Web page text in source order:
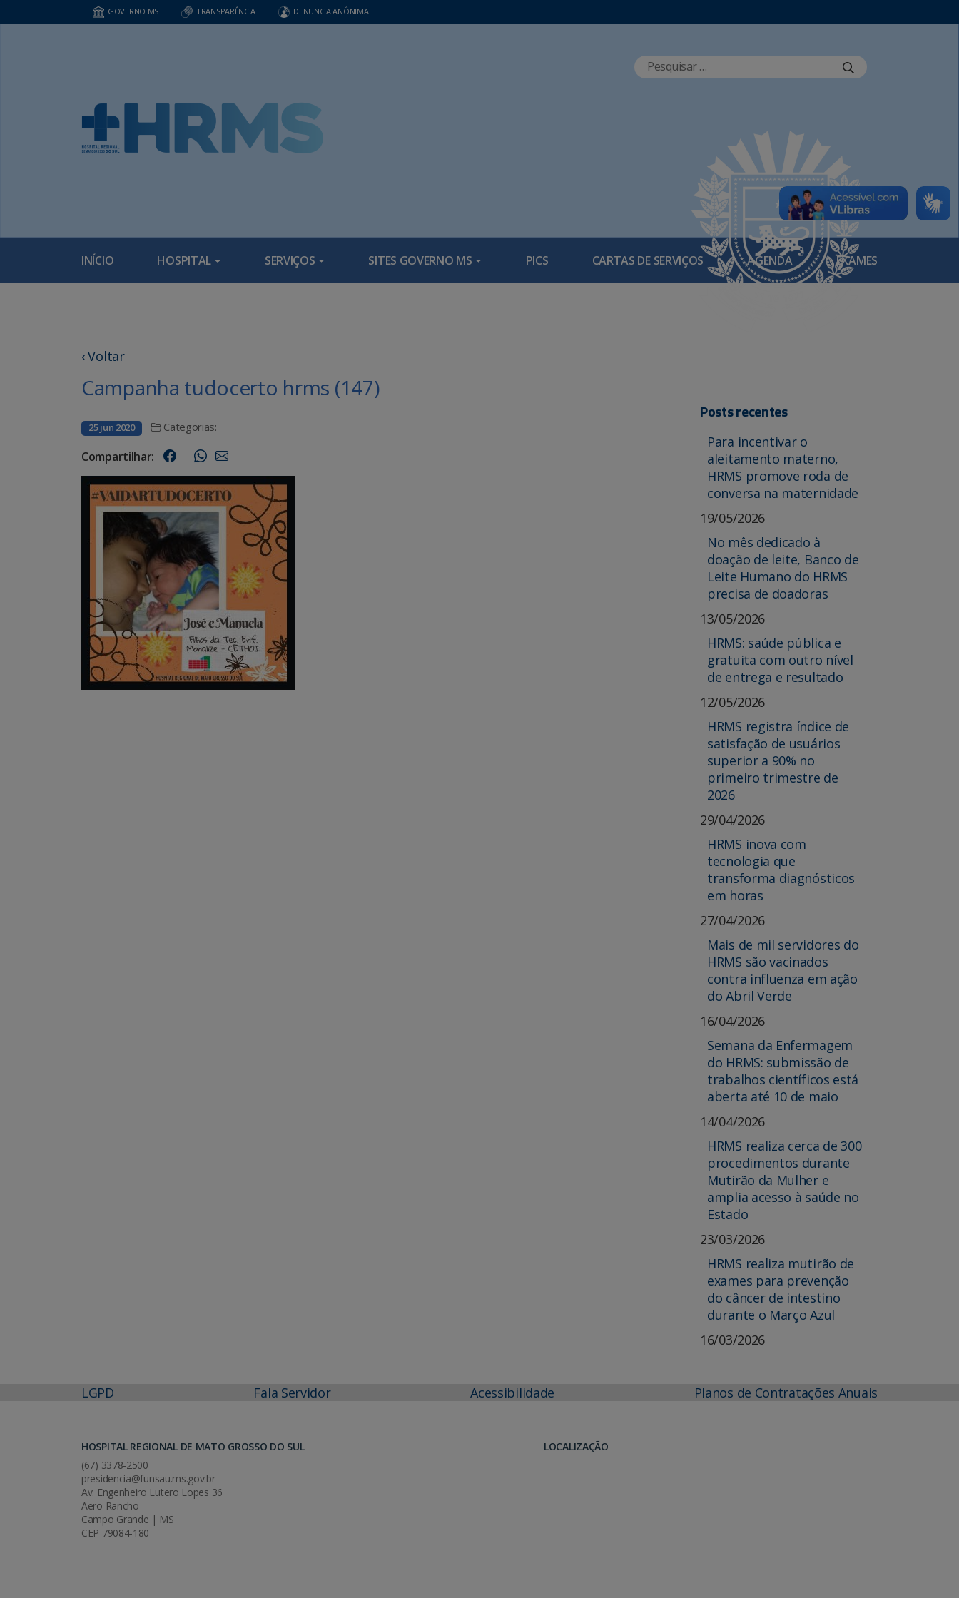
GOVERNO MS TRANSPARÊNCIA DENUNCIA ANÔNIMA
INÍCIO HOSPITAL SERVIÇOS SITES GOVERNO MS PICS CARTAS DE SERVIÇOS AGENDA EXAMES
‹ Voltar
Campanha tudocerto hrms (147)
25 jun 2020 Categorias:
Compartilhar:
Posts recentes
Para incentivar o
aleitamento materno,
HRMS promove roda de
conversa na maternidade
19/05/2026
No mês dedicado à
doação de leite, Banco de
Leite Humano do HRMS
precisa de doadoras
13/05/2026
HRMS: saúde pública e
gratuita com outro nível
de entrega e resultado
12/05/2026
HRMS registra índice de
satisfação de usuários
superior a 90% no
primeiro trimestre de
2026
29/04/2026
HRMS inova com
tecnologia que
transforma diagnósticos
em horas
27/04/2026
Mais de mil servidores do
HRMS são vacinados
contra influenza em ação
do Abril Verde
16/04/2026
Semana da Enfermagem
do HRMS: submissão de
trabalhos científicos está
aberta até 10 de maio
14/04/2026
HRMS realiza cerca de 300
procedimentos durante
Mutirão da Mulher e
amplia acesso à saúde no
Estado
23/03/2026
HRMS realiza mutirão de
exames para prevenção
do câncer de intestino
durante o Março Azul
16/03/2026
LGPD Fala Servidor Acessibilidade Planos de Contratações Anuais
HOSPITAL REGIONAL DE MATO GROSSO DO SUL
(67) 3378-2500
presidencia@funsau.ms.gov.br
Av. Engenheiro Lutero Lopes 36
Aero Rancho
Campo Grande | MS
CEP 79084-180
LOCALIZAÇÃO